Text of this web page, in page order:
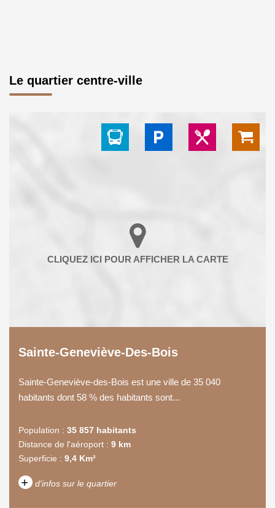
Le quartier centre-ville
Sainte-Geneviève-Des-Bois
Sainte-Geneviève-des-Bois est une ville de 35 040
habitants dont 58 % des habitants sont...
Population : 35 857 habitants
Distance de l'aéroport : 9 km
Superficie : 9,4 Km²
+ d'infos sur le quartier